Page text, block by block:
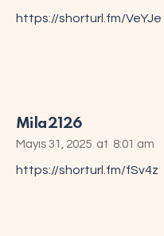
https://shorturl.fm/VeYJe
Mila2126
Mayıs 31, 2025 at 8:01 am
https://shorturl.fm/fSv4z